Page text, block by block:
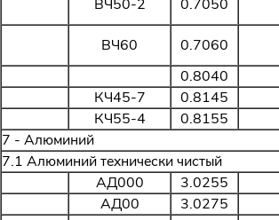
ВЧ50-2
0.7050
ВЧ60
0.7060
0.8040
КЧ45-7
0.8145
КЧ55-4
0.8155
7 - Aлюминий
7.1 Алюминий технически чистый
АД000
3.0255
АД00
3.0275